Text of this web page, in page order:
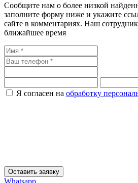
Сообщите нам о более низкой
заполните форму ниже и укажите
сайте в комментариях. Наш
ближайшее время
Я согласен на обработку
Оставить заявку
Whatsapp